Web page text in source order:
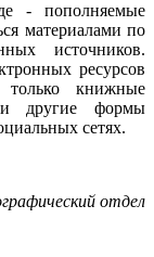
- пополняемые
материалами по
источников.
ресурсов
книжные
другие формы
сетях.
отдел